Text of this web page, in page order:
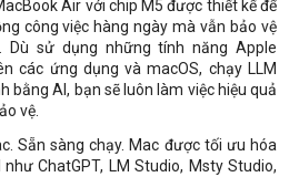
Air với chip M5 được thiết kế để
công việc hàng ngày mà vẫn bảo vệ
Dù sử dụng những tính năng Apple
các ứng dụng và macOS, chạy LLM
bằng AI, bạn sẽ luôn làm việc hiệu quả
vệ.
Sẵn sàng chạy. Mac được tối ưu hóa
ChatGPT, LM Studio, Msty Studio,